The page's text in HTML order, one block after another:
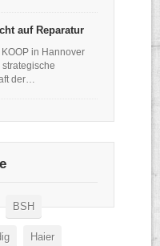
auf Reparatur
in Hannover
der…
BSH
Haier